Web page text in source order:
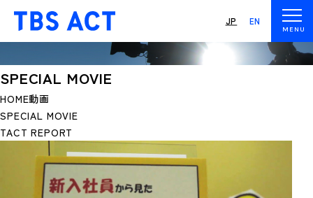
JP EN
SPECIAL MOVIE
HOME動画
SPECIAL MOVIE
TACT REPORT